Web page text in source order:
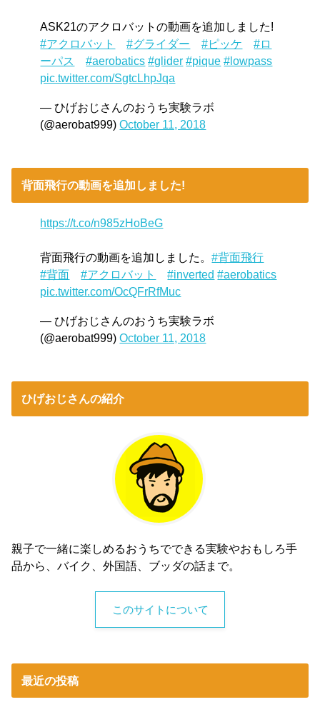
ASK21のアクロバットの動画を追加しました!
#アクロバット
#グライダー #ピッケ
#ロ
ーパス
#aerobatics #glider #pique #lowpass
pic.twitter.com/SgtcLhpJqa
— ひげおじさんのおうち実験ラボ
(@aerobat999)October 11, 2018
背面飛行の動画を追加しました!
https://t.co/n985zHoBeG
背面飛行の動画を追加しました。#背面飛行
#背面
#アクロバット #inverted #aerobatics
pic.twitter.com/OcQFrRfMuc
— ひげおじさんのおうち実験ラボ
(@aerobat999)October 11, 2018
ひげおじさんの紹介
親子で一緒に楽しめるおうちでできる実験やおもしろ手
品から、バイク、外国語、ブッダの話まで。
このサイトについて
最近の投稿